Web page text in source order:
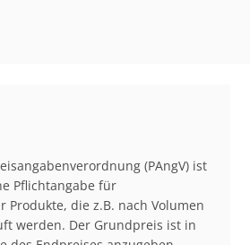
(PAngV) ist
Pflichtangabe für
Produkte, die z.B. nach Volumen
werden. Der Grundpreis ist in